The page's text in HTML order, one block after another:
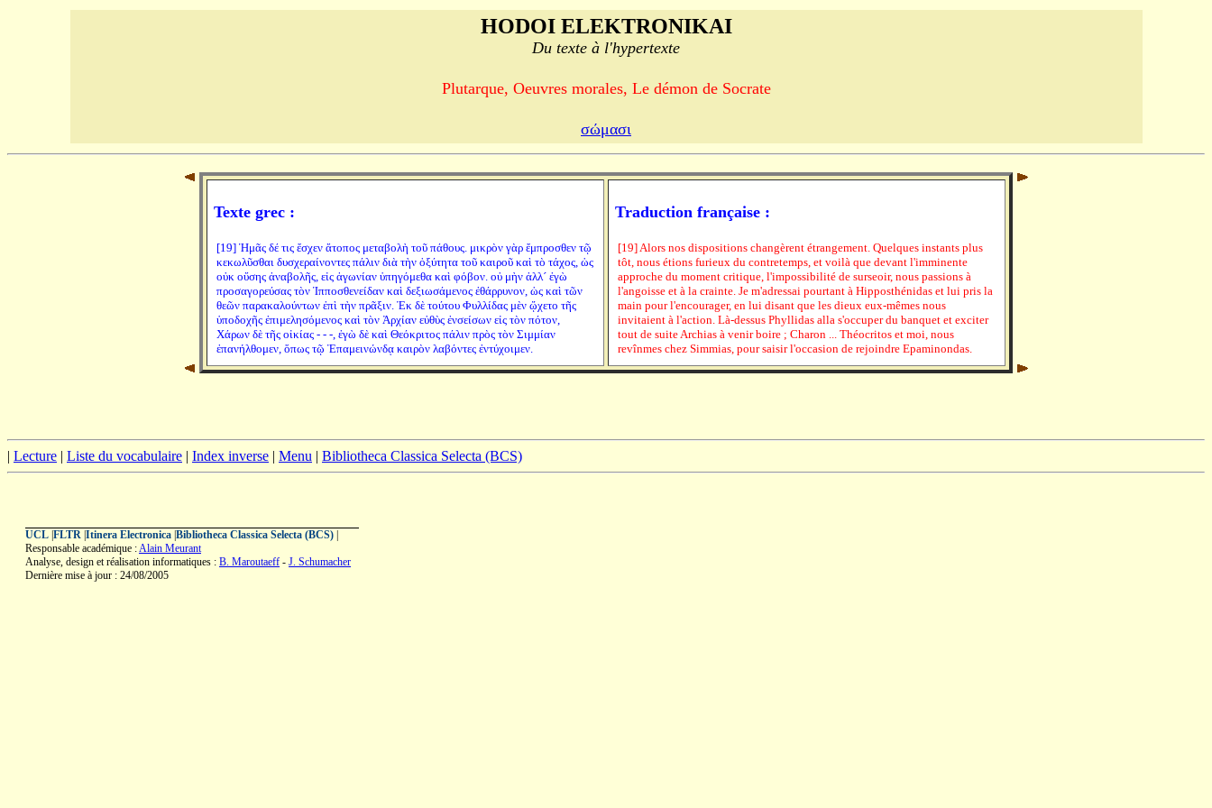
HODOI ELEKTRONIKAI
Du texte à l'hypertexte
Plutarque, Oeuvres morales, Le démon de Socrate
σώμασι
Texte grec :
[19] Ἡμᾶς δέ τις ἔσχεν ἄτοπος μεταβολὴ τοῦ πάθους. μικρὸν γὰρ ἔμπροσθεν τῷ
κεκωλῦσθαι δυσχεραίνοντες πάλιν διὰ τὴν ὀξύτητα τοῦ καιροῦ καὶ τὸ τάχος, ὡς
οὐκ οὔσης ἀναβολῆς, εἰς ἀγωνίαν ὑπηγόμεθα καὶ φόβον. οὐ μὴν ἀλλ´ ἐγὼ
προσαγορεύσας τὸν Ἱπποσθενείδαν καὶ δεξιωσάμενος ἐθάρρυνον, ὡς καὶ τῶν
θεῶν παρακαλούντων ἐπὶ τὴν πρᾶξιν. Ἐκ δὲ τούτου Φυλλίδας μὲν ᾤχετο τῆς
ὑποδοχῆς ἐπιμελησόμενος καὶ τὸν Ἀρχίαν εὐθὺς ἐνσείσων εἰς τὸν πότον,
Χάρων δὲ τῆς οἰκίας - - -, ἐγὼ δὲ καὶ Θεόκριτος πάλιν πρὸς τὸν Σιμμίαν
ἐπανήλθομεν, ὅπως τῷ Ἐπαμεινώνδᾳ καιρὸν λαβόντες ἐντύχοιμεν.
Traduction française :
[19] Alors nos dispositions changèrent étrangement. Quelques instants plus
tôt, nous étions furieux du contretemps, et voilà que devant l'imminente
approche du moment critique, l'impossibilité de surseoir, nous passions à
l'angoisse et à la crainte. Je m'adressai pourtant à Hipposthénidas et lui pris la
main pour l'encourager, en lui disant que les dieux eux-mêmes nous
invitaient à l'action. Là-dessus Phyllidas alla s'occuper du banquet et exciter
tout de suite Archias à venir boire ; Charon ... Théocritos et moi, nous
revînmes chez Simmias, pour saisir l'occasion de rejoindre Epaminondas.
| Lecture | Liste du vocabulaire | Index inverse | Menu | Bibliotheca Classica Selecta (BCS)
UCL FLTR Itinera Electronica Bibliotheca Classica Selecta (BCS)
Responsable académique :Alain Meurant
Analyse, design et réalisation informatiques : B. Maroutaeff - J. Schumacher
Dernière mise à jour : 24/08/2005